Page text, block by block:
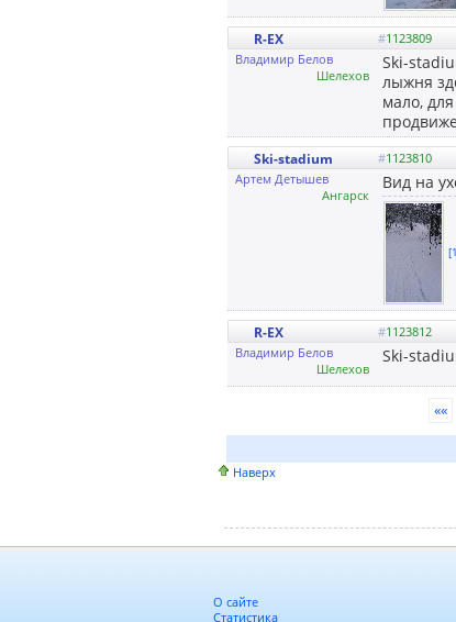
R-EX #1123809
Владимир Белов
Шелехов
Ski-
лыжня
мало,
Ski-stadium #1123810
Артем Детышев
Ангарск
Вид на
R-EX #1123812
Владимир Белов
Шелехов
Ski-
««
Наверх
О сайте
Статистика